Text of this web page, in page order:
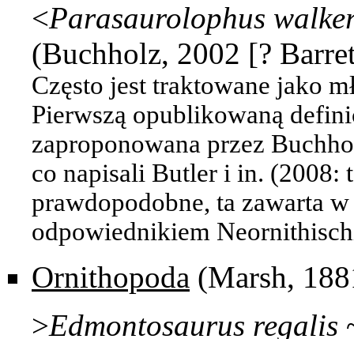
<Parasaurolophus
(Buchholz, 2002 [?
Często jest traktowane jako
Pierwszą opublikowaną
zaproponowana przez
co napisali Butler i in. (2008:
prawdopodobne, ta zawarta
odpowiednikiem
Ornithopoda (Marsh,
>Edmontosaurus regalis